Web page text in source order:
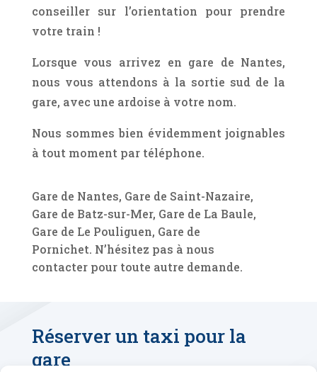
conseiller sur l’orientation pour prendre
votre train !
Lorsque vous arrivez en gare de Nantes,
nous vous attendons à la sortie sud de la
gare, avec une ardoise à votre nom.
Nous sommes bien évidemment joignables
à tout moment par téléphone.
Gare de Nantes, Gare de Saint-Nazaire,
Gare de Batz-sur-Mer, Gare de La Baule,
Gare de Le Pouliguen, Gare de
Pornichet. N’hésitez pas à nous
contacter pour toute autre demande.
Réserver un taxi pour la
gare